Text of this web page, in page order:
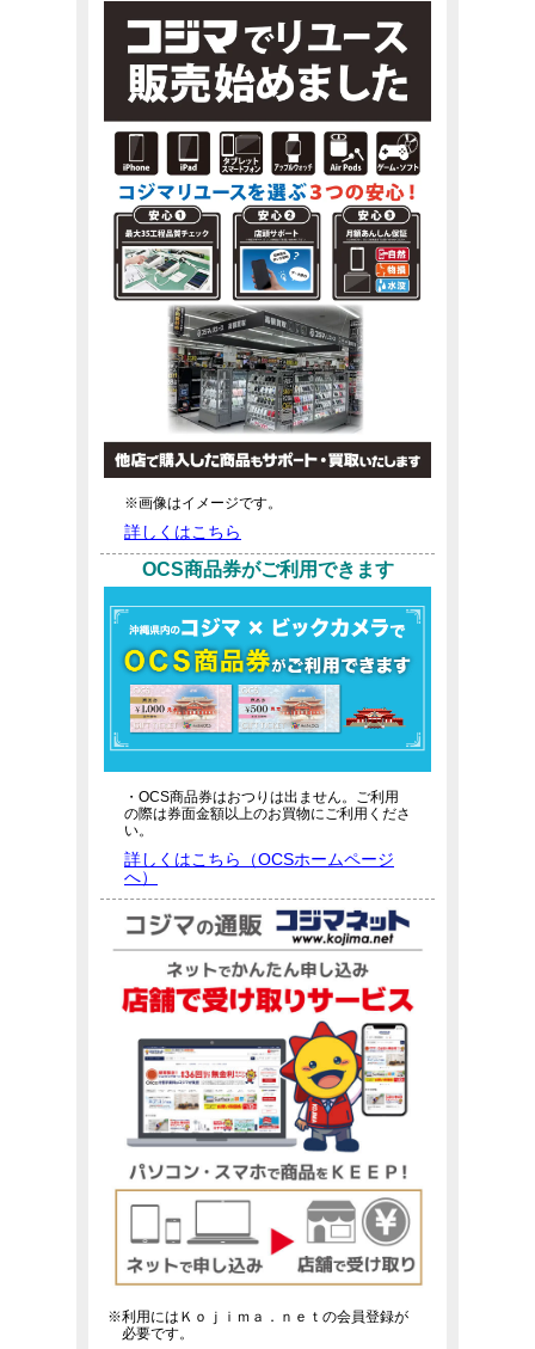
※画像はイメージです。
詳しくはこちら
OCS商品券がご利用できます
・OCS商品券はおつりは出ません。ご利用
の際は券面金額以上のお買物にご利用くださ
い。
詳しくはこちら（OCSホームページ
へ）
※利用にはＫｏｊｉｍａ．ｎｅｔの会員登録が
必要です。